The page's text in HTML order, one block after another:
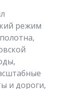
режим
и дороги,